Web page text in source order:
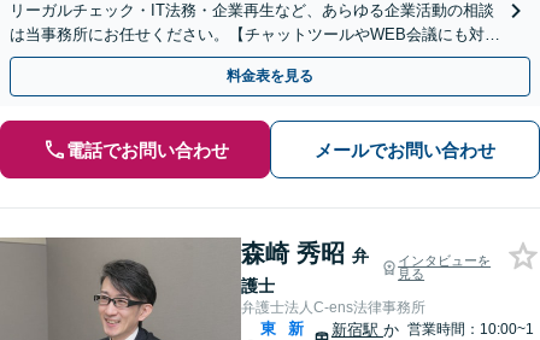
リーガルチェック・IT法務・企業再生など、あらゆる企業活動の相談
は当事務所にお任せください。【チャットツールやWEB会議にも対
応】
料金表を見る
電話でお問い合わせ メールでお問い合わせ
森崎 秀昭 弁
護士
インタビューを
見る
弁護士法人C-ens法律事務所
東
新
新宿駅 か 営業時間：10:00~1